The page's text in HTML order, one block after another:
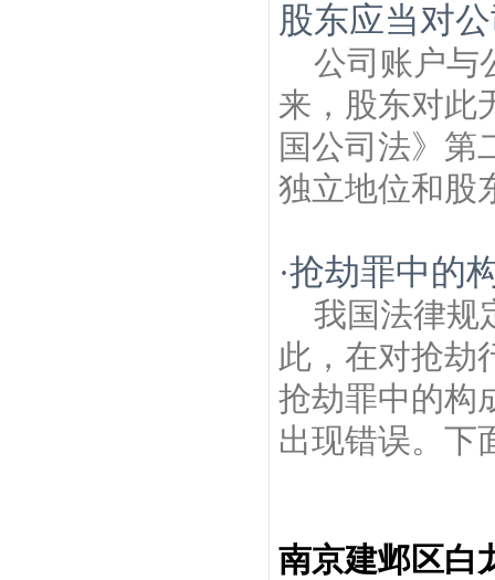
股东应当对
公司账户与
来，股东对此
国公司法》第
独立地位和股
·抢劫罪中的
我国法律规
此，在对抢劫
抢劫罪中的构
出现错误。下
南京建邺区白